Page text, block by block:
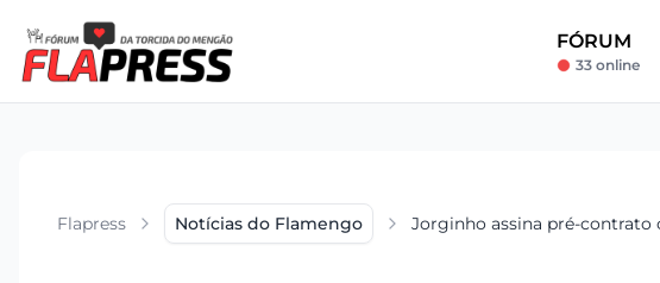
FÓRUM
33 online
Flapress Notícias do Flamengo Jorginho assina pré-contrato